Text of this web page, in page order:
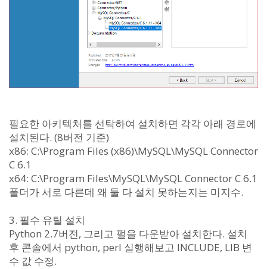
필요한 아키텍처를 선탁하여 설치하면 각각 아래 경로에
설치된다. (8버전 기준)
x86: C:\Program Files (x86)\MySQL\MySQL Connector
C 6.1
x64: C:\Program Files\MySQL\MySQL Connector C 6.1
폴더가 서로 다른데 왜 둘 다 설치 못하는지는 미지수.
3. 필수 유틸 설치
Python 2.7버전, 그리고 펄을 다운받아 설치한다. 설치
후 콘솔에서 python, perl 실행해보고 INCLUDE, LIB 변
수 값 수정.